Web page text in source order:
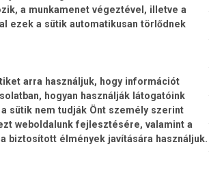
a munkamenet végeztével, illetve a
ezek a sütik automatikusan törlődnek
arra használjuk, hogy információt
hogyan használják látogatóink
sütik nem tudják Önt személy szerint
weboldalunk fejlesztésére, valamint a
biztosított élmények javítására használjuk.